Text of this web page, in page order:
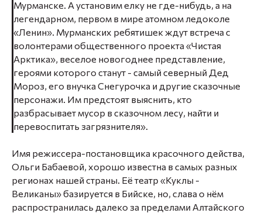
Мурманске. А установим елку не где-нибудь, а на
легендарном, первом в мире атомном ледоколе
«Ленин». Мурманских ребятишек ждут встреча с
волонтерами общественного проекта «Чистая
Арктика», веселое новогоднее представление,
героями которого станут - самый северный Дед
Мороз, его внучка Снегурочка и другие сказочные
персонажи. Им предстоят выяснить, кто
разбрасывает мусор в сказочном лесу, найти и
перевоспитать загрязнителя».
Имя режиссера-постановщика красочного действа,
Ольги Бабаевой, хорошо известна в самых разных
регионах нашей страны. Её театр «Куклы -
Великаны» базируется в Бийске, но, слава о нём
распространилась далеко за пределами Алтайского